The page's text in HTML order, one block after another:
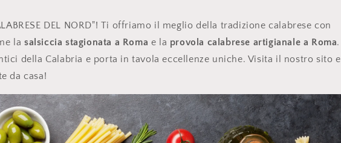
DEL NORD"! Ti offriamo il meglio della tradizione calabrese con
lasalsiccia stagionata a Roma e la provola calabrese artigianale a Roma.
della Calabria e porta in tavola eccellenze uniche. Visita il nostro sito e
da casa!